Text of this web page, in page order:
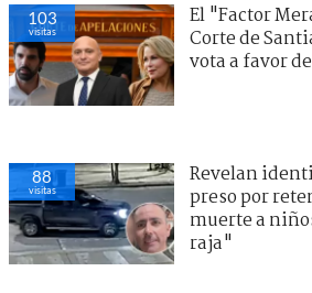
103
visitas
El "Factor
Corte de
vota a favor
88
visitas
Revelan
preso por
muerte a
raja"